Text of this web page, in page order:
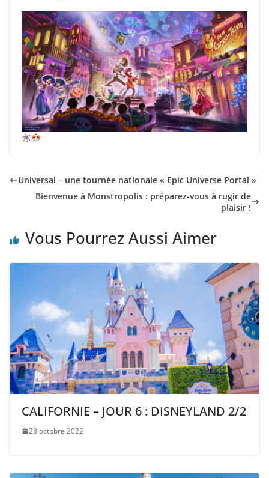
Universal – une tournée nationale « Epic Universe Portal »
Bienvenue à Monstropolis : préparez-vous à rugir de
plaisir !
Vous Pourrez Aussi Aimer
CALIFORNIE – JOUR 6 : DISNEYLAND 2/2
28 octobre 2022